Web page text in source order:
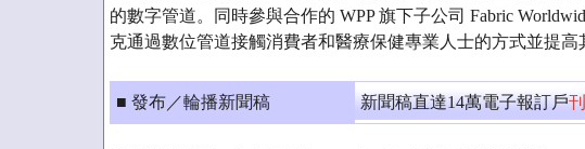
的數字管道。同時參與合作的 WPP 旗下子公司 Fabric
克通過數位管道接觸消費者和醫療保健專業人士的方式並提高
■ 發布／輪播新聞稿 新聞稿直達14萬電子報訂戶